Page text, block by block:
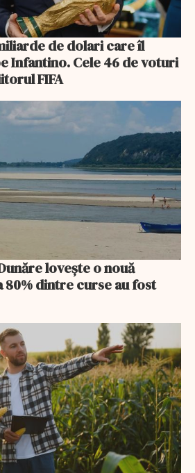
de dolari care îl
Infantino. Cele 46 de voturi
FIFA
lovește o nouă
80% dintre curse au fost